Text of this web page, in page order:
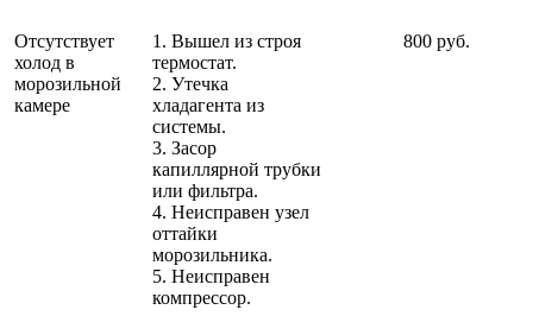
Отсутствует
холод в
морозильной
камере
1. Вышел из строя
термостат.
2. Утечка
хладагента из
системы.
3. Засор
капиллярной трубки
или фильтра.
4. Неисправен узел
оттайки
морозильника.
5. Неисправен
компрессор.
800 руб.